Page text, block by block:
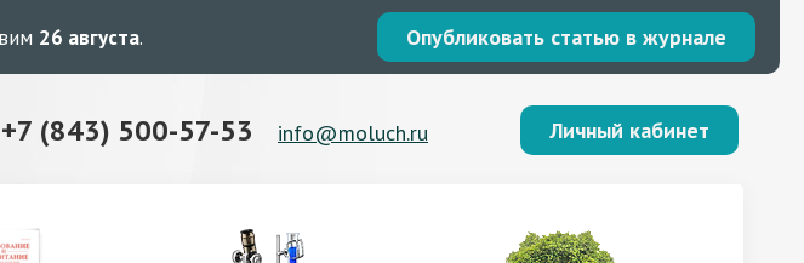
26 августа. Опубликовать статью в журнале
+7 (843) 500-57-53 info@moluch.ru Личный кабинет